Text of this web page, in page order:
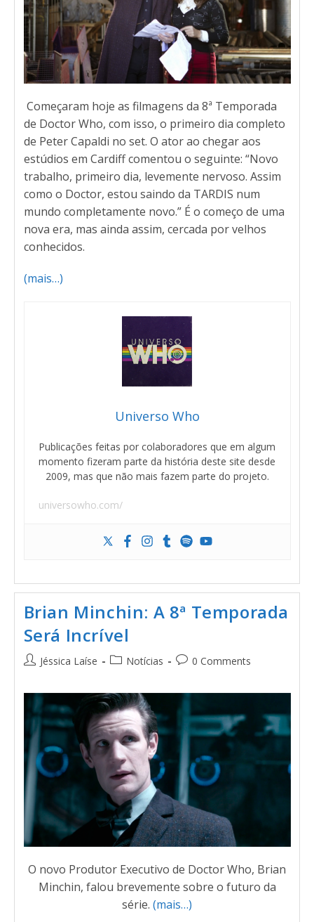
Começaram hoje as filmagens da 8ª Temporada
de Doctor Who, com isso, o primeiro dia completo
de Peter Capaldi no set. O ator ao chegar aos
estúdios em Cardiff comentou o seguinte: “Novo
trabalho, primeiro dia, levemente nervoso. Assim
como o Doctor, estou saindo da TARDIS num
mundo completamente novo.” É o começo de uma
nova era, mas ainda assim, cercada por velhos
conhecidos.
(mais…)
Universo Who
Publicações feitas por colaboradores que em algum
momento fizeram parte da história deste site desde
2009, mas que não mais fazem parte do projeto.
universowho.com/
Brian Minchin: A 8ª Temporada
Será Incrível
Jéssica Laíse Notícias 0 Comments
O novo Produtor Executivo de Doctor Who, Brian
Minchin, falou brevemente sobre o futuro da
série. (mais…)